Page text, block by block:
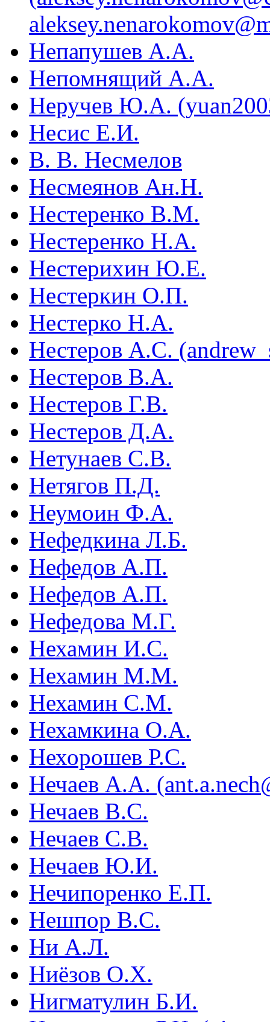
Непапушев А.А.
Непомнящий А.А.
Неручев Ю.А.
Несис Е.И.
В. В. Несмелов
Несмеянов Ан.Н.
Нестеренко В.М.
Нестеренко Н.А.
Нестерихин Ю.Е.
Нестеркин О.П.
Нестерко Н.А.
Нестеров А.С.
Нестеров В.А.
Нестеров Г.В.
Нестеров Д.А.
Нетунаев С.В.
Нетягов П.Д.
Неумоин Ф.А.
Нефедкина Л.Б.
Нефедов А.П.
Нефедов А.П.
Нефедова М.Г.
Нехамин И.С.
Нехамин М.М.
Нехамин С.М.
Нехамкина О.А.
Нехорошев Р.С.
Нечаев А.А.
Нечаев В.С.
Нечаев С.В.
Нечаев Ю.И.
Нечипоренко Е.П.
Нешпор В.С.
Ни А.Л.
Ниëзов О.Х.
Нигматулин Б.И.